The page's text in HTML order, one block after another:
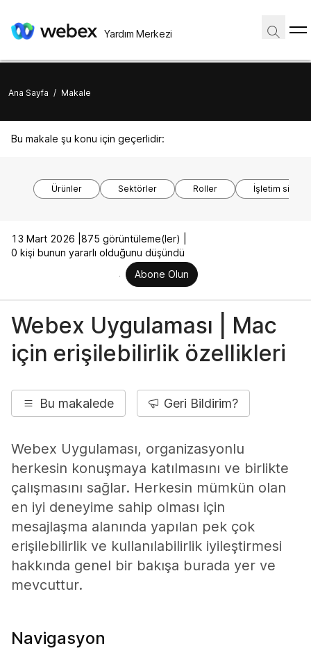
Yardım Merkezi
Ana Sayfa / Makale
Bu makale şu konu için geçerlidir:
Ürünler Sektörler Roller İşletim
13 Mart 2026 | 875 görüntüleme(ler) |
0 kişi bunun yararlı olduğunu düşündü
Abone Olun
Webex Uygulaması | Mac
için erişilebilirlik özellikleri
Bu makalede Geri Bildirim?
Webex Uygulaması, organizasyonlu
herkesin konuşmaya katılmasını ve birlikte
çalışmasını sağlar. Herkesin mümkün olan
en iyi deneyime sahip olması için
mesajlaşma alanında yapılan pek çok
erişilebilirlik ve kullanılabilirlik iyileştirmesi
hakkında genel bir bakışa burada yer ve
mevcuttur.
Navigasyon